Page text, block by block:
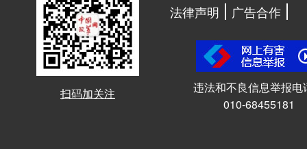
扫码加关注
法律声明
广告合作
违法和不良信息举报电
010-68455181